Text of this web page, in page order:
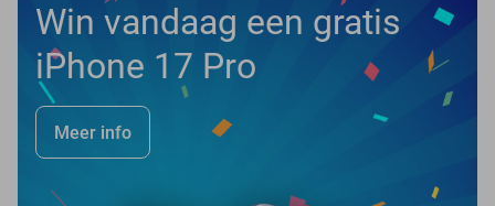
Win vandaag een gratis
iPhone 17 Pro
Meer info